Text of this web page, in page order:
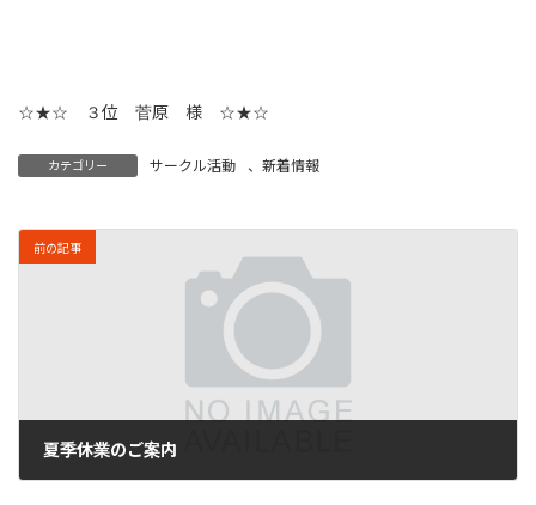
☆★☆ ３位 菅原 様 ☆★☆
カテゴリー サークル活動 、 新着情報
前の記事
夏季休業のご案内